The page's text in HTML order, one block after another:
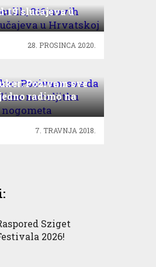
19 slučajeva u
Hrvatskoj
28. PROSINCA 2020.
Pozivam sve
radimo na
hrvatskog
7. TRAVNJA 2018.
Sziget
2026!